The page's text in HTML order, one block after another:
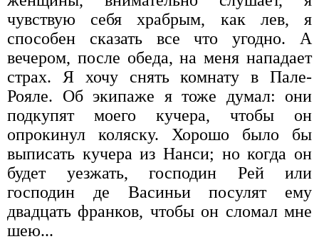
чувствую себя храбрым, как лев, я
способен сказать все что угодно. А
вечером, после обеда, на меня нападает
страх. Я хочу снять комнату в Пале-
Рояле. Об экипаже я тоже думал: они
подкупят моего кучера, чтобы он
опрокинул коляску. Хорошо было бы
выписать кучера из Нанси; но когда он
будет уезжать, господин Рей или
господин де Васиньи посулят ему
двадцать франков, чтобы он сломал мне
шею...